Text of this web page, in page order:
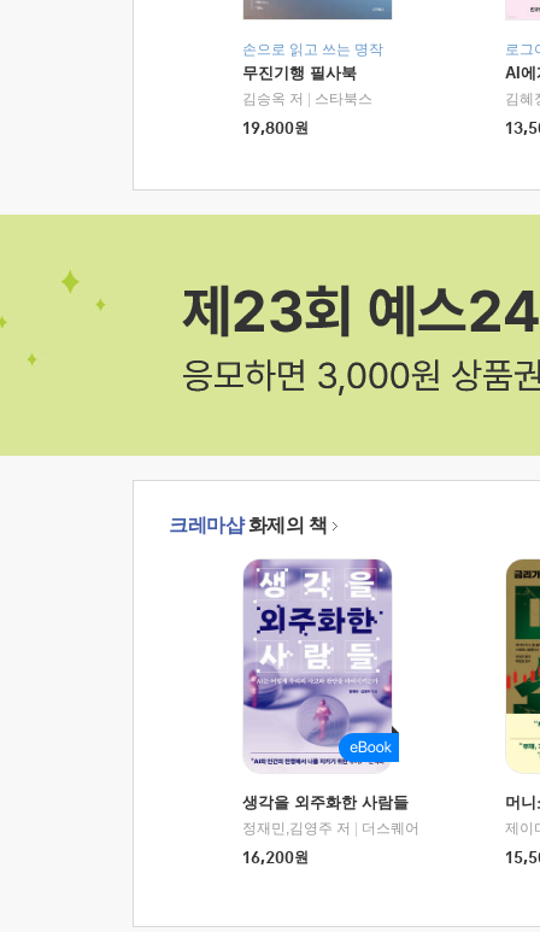
손으로 읽고 쓰는 명작
무진기행 필사북
김승옥 저
스타북스
19,800원
로그
AI에
김혜
크레마샵화제의 책
생각을 외주화한 사람들
정재민,김영주 저
더스퀘어
16,200원
머